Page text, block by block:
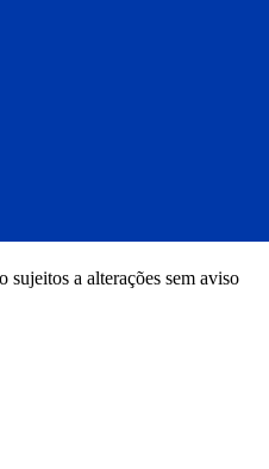
sujeitos a alterações sem aviso